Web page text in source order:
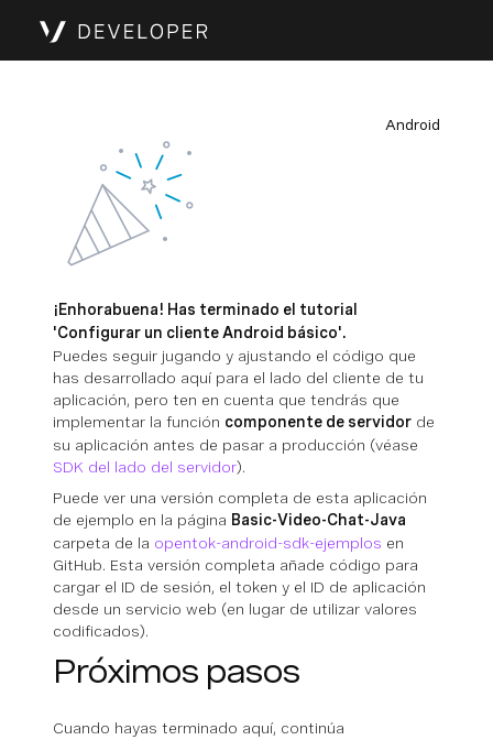
Android
¡Enhorabuena! Has terminado el tutorial
'Configurar un cliente Android básico'.
Puedes seguir jugando y ajustando el código que
has desarrollado aquí para el lado del cliente de tu
aplicación, pero ten en cuenta que tendrás que
implementar la función componente de servidor de
su aplicación antes de pasar a producción (véase
SDK del lado del servidor).
Puede ver una versión completa de esta aplicación
de ejemplo en la página Basic-Video-Chat-Java
carpeta de la opentok-android-sdk-ejemplos en
GitHub. Esta versión completa añade código para
cargar el ID de sesión, el token y el ID de aplicación
desde un servicio web (en lugar de utilizar valores
codificados).
Próximos pasos
Cuando hayas terminado aquí, continúa